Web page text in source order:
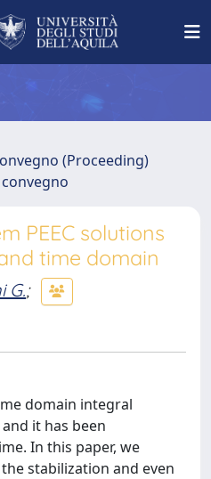
(Proceeding)
PEEC solutions
time domain
G.;
domain integral
it has been
In this paper, we
stabilization and even